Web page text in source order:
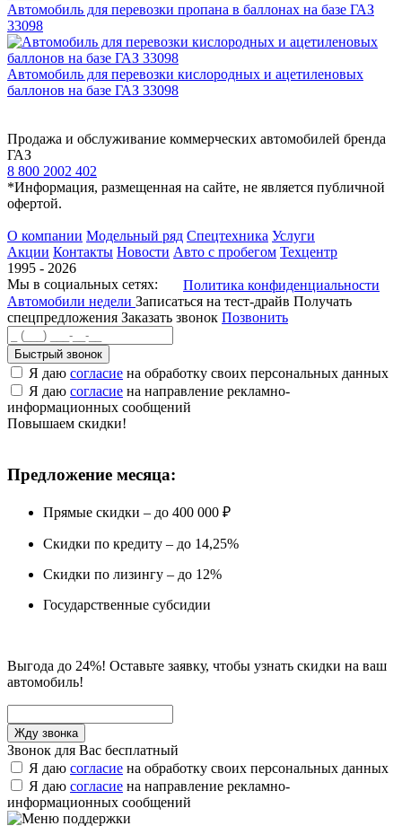
Автомобиль для перевозки пропана в баллонах на базе ГАЗ
33098
Автомобиль для перевозки кислородных и ацетиленовых
баллонов на базе ГАЗ 33098
Продажа и обслуживание коммерческих автомобилей бренда
ГАЗ
8 800 2002 402
*Информация, размещенная на сайте, не является публичной
офертой.
О компании Модельный ряд Спецтехника Услуги
Акции Контакты Новости Авто с пробегом Техцентр
1995 - 2026
Мы в социальных сетях:
Политика конфиденциальности
Автомобили недели Записаться на тест-драйв Получать
спецпредложения Заказать звонок Позвонить
Быстрый звонок
Я даю согласие на обработку своих персональных данных
Я даю согласие на направление рекламно-
информационных сообщений
Повышаем скидки!
Предложение месяца:
Прямые скидки – до 400 000 ₽
Скидки по кредиту – до 14,25%
Скидки по лизингу – до 12%
Государственные субсидии
Выгода до 24%! Оставьте заявку, чтобы узнать скидки на ваш
автомобиль!
Звонок для Вас бесплатный
Я даю согласие на обработку своих персональных данных
Я даю согласие на направление рекламно-
информационных сообщений